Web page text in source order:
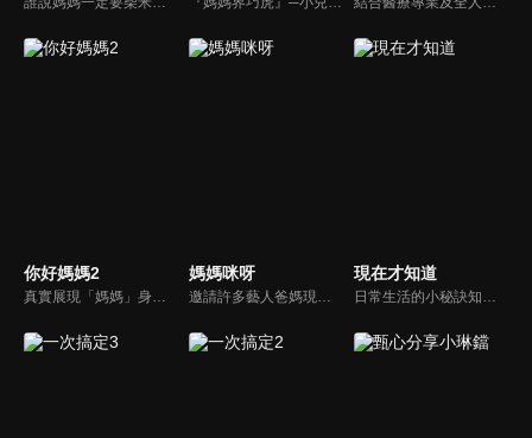
你好媽媽2
真實展現「媽媽」身份的更多社會觸角，探討對「媽媽」概念的時代定義，探訪更多的當代媽媽。每期走進嘉賓生活，探討母親在家庭中、在自己生命中的位置。
媽媽咪呀
邀請許多藝人爸媽現身說法，與相關專家顧問共同討論分享，以談話的方式進行，對一人爸媽和名人家庭教育有興趣的朋友一定不能錯過。
現在才知道
日常生活的小秘訣知多少？由理財專家賴憲政、美麗人妻季芹，用貼近民心的實際案例、最新時事的話題來分析研討，讓你了解生活中的理財消費、民生、旅遊等問題。